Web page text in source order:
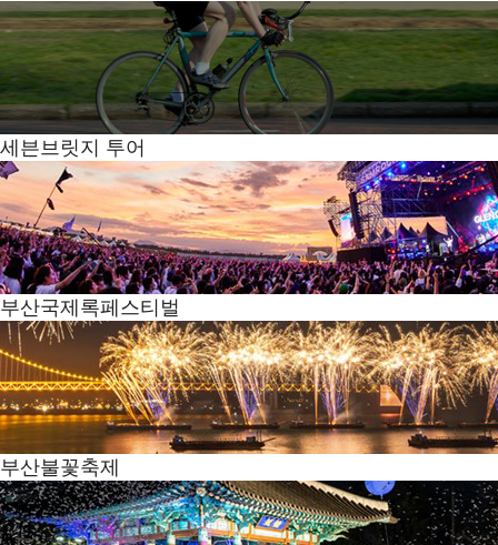
세븐브릿지 투어
부산국제록페스티벌
부산불꽃축제